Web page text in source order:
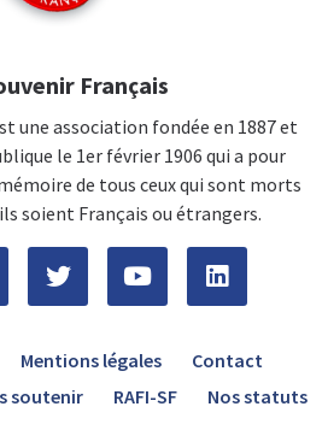
Français
une association fondée en 1887 et
le 1er février 1906 qui a pour
de tous ceux qui sont morts
soient Français ou étrangers.
Mentions légales
Contact
soutenir RAFI-SF Nos statuts